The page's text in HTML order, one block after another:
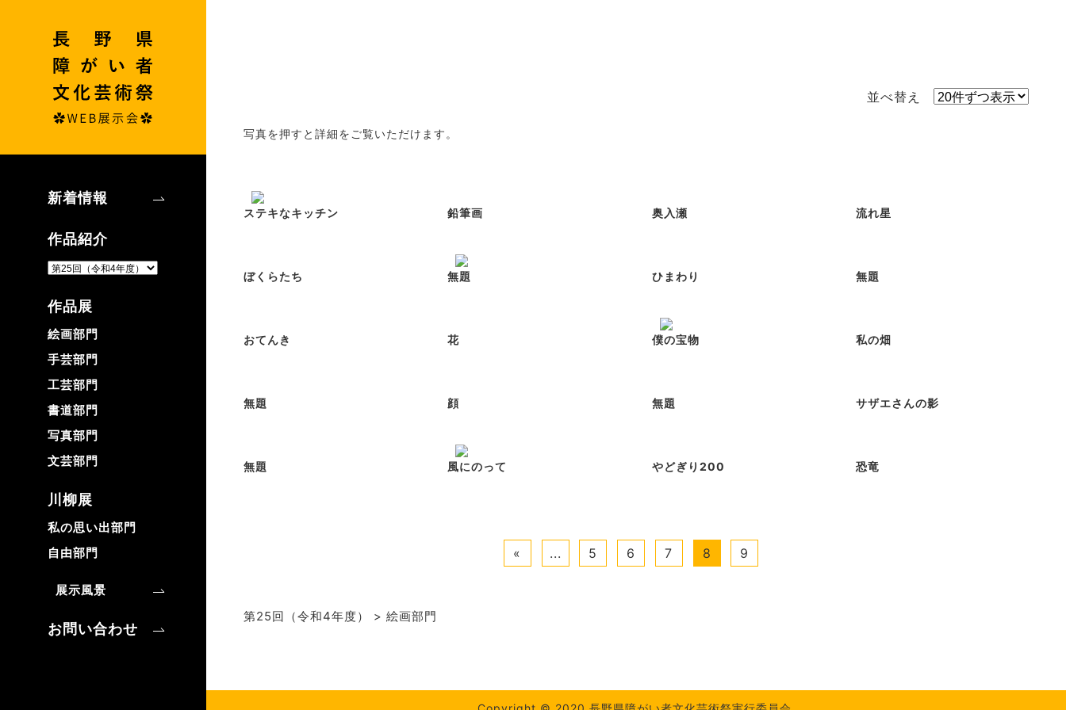
新着情報
作品紹介
作品展
絵画部門
手芸部門
工芸部門
書道部門
写真部門
文芸部門
川柳展
私の思い出部門
自由部門
展示風景
お問い合わせ
並べ替え
写真を押すと詳細をご覧いただけます。
ステキなキッチン 鉛筆画 奥入瀬 流れ星
ぼくらたち 無題 ひまわり 無題
おてんき 花 僕の宝物 私の畑
無題 顔 無題 サザエさんの影
無題 風にのって やどぎり200 恐竜
« ... 5 6 7 8 9
第25回（令和4年度） > 絵画部門